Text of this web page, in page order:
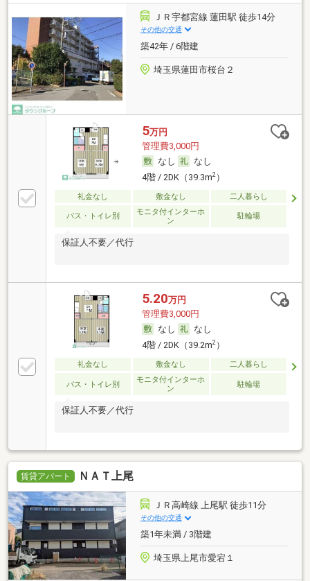
ＪＲ宇都宮線 蓮田駅 徒歩14分
その他の交通
築42年 / 6階建
埼玉県蓮田市桜台２
5万円
管理費3,000円
なし
なし
4階 / 2DK（39.3m2）
礼金なし 敷金なし 二人暮らし
バス・トイレ別
モニタ付インターホ
ン
駐輪場
保証人不要／代行
5.20万円
管理費3,000円
なし
なし
4階 / 2DK（39.2m2）
礼金なし 敷金なし 二人暮らし
バス・トイレ別
モニタ付インターホ
ン
駐輪場
保証人不要／代行
賃貸アパート ＮＡＴ上尾
ＪＲ高崎線 上尾駅 徒歩11分
その他の交通
築1年未満 / 3階建
埼玉県上尾市愛宕１